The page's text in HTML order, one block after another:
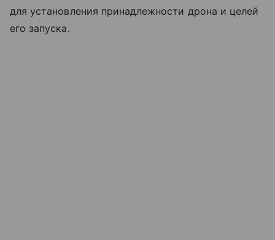
для установления принадлежности дрона и целей
его запуска.